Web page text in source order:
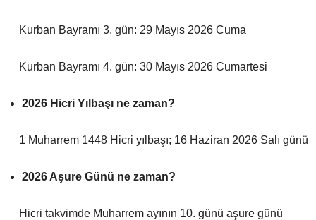
Kurban Bayramı 3. gün: 29 Mayıs 2026 Cuma
Kurban Bayramı 4. gün: 30 Mayıs 2026 Cumartesi
2026 Hicri Yılbaşı ne zaman?
1 Muharrem 1448 Hicri yılbaşı; 16 Haziran 2026 Salı günü
2026 Aşure Günü ne zaman?
Hicri takvimde Muharrem ayının 10. günü aşure günü